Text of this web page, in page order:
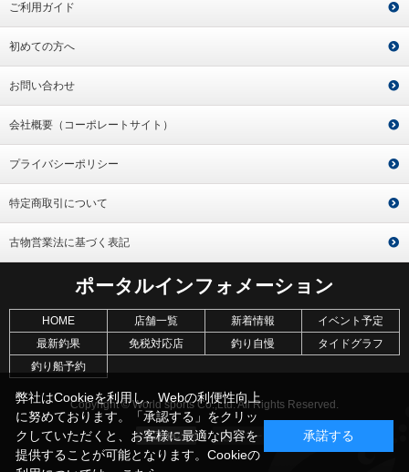
ご利用ガイド
初めての方へ
お問い合わせ
会社概要（コーポレートサイト）
プライバシーポリシー
特定商取引について
古物営業法に基づく表記
ポータルインフォメーション
HOME 店舗一覧 新着情報
イベント予定
最新釣果
免税対応店 釣り自慢
タイドグラフ
釣り船予約
Copyright © World sports Co.,Ltd. All Rights Reserved.
弊社はCookieを利用し、Webの利便性向上
に努めております。「承認する」をクリッ
クしていただくと、お客様に最適な内容を
提供することが可能となります。Cookieの
承諾する